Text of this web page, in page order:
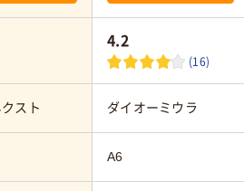
4.2
(16)
スト ダイオーミウラ
A6